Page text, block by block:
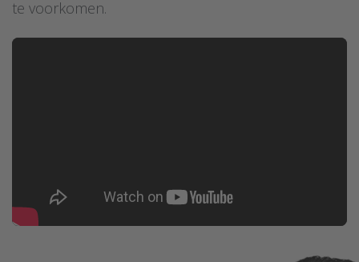
te voorkomen.